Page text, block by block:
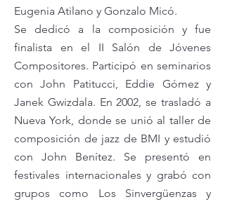
Eugenia Atilano y Gonzalo Micó.
Se dedicó a la composición y fue
finalista en el II Salón de Jóvenes
Compositores. Participó en seminarios
con John Patitucci, Eddie Gómez y
Janek Gwizdala. En 2002, se trasladó a
Nueva York, donde se unió al taller de
composición de jazz de BMI y estudió
con John Benítez. Se presentó en
festivales internacionales y grabó con
grupos como Los Sinvergüenzas y